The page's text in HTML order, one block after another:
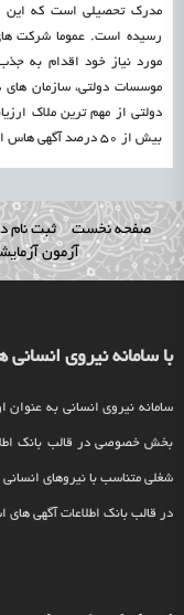
رسیده است. عموما شرکت
مورد نیاز خود اقدام به
موسسات دولتی، سازمان های
دولتی از مهم ترین ملاک
بیش از 50 درصد آگهی هاس استخدامی بر اساس مدرک لیسانس منتشر شده اند.
صفحه نخست ثبت نام
آزمون
با سامانه نیروی انسانی
سامانه نیروی انسانی به
بخش خصوصی در قالب بانک
شغلی متناسب با نیروهای
در قالب بانک اطلاعات آگهی